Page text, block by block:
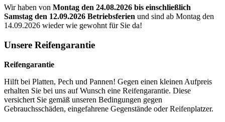
Wir haben von Montag den 24.08.2026 bis einschließlich
Samstag den 12.09.2026 Betriebsferien und sind ab Montag den
14.09.2026 wieder wie gewohnt für Sie da!
Unsere Reifengarantie
Reifengarantie
Hilft bei Platten, Pech und Pannen! Gegen einen kleinen Aufpreis
erhalten Sie bei uns auf Wunsch eine Reifengarantie. Diese
versichert Sie gemäß unseren Bedingungen gegen
Gebrauchsschäden, eingefahrene Gegenstände oder Reifenplatzer.